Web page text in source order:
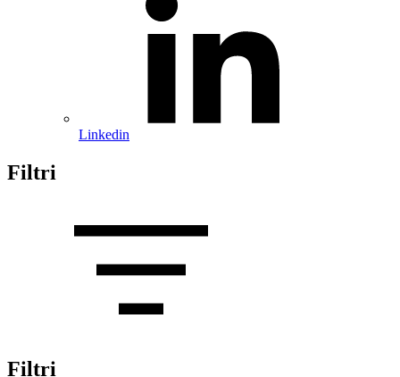
Linkedin
Filtri
Filtri